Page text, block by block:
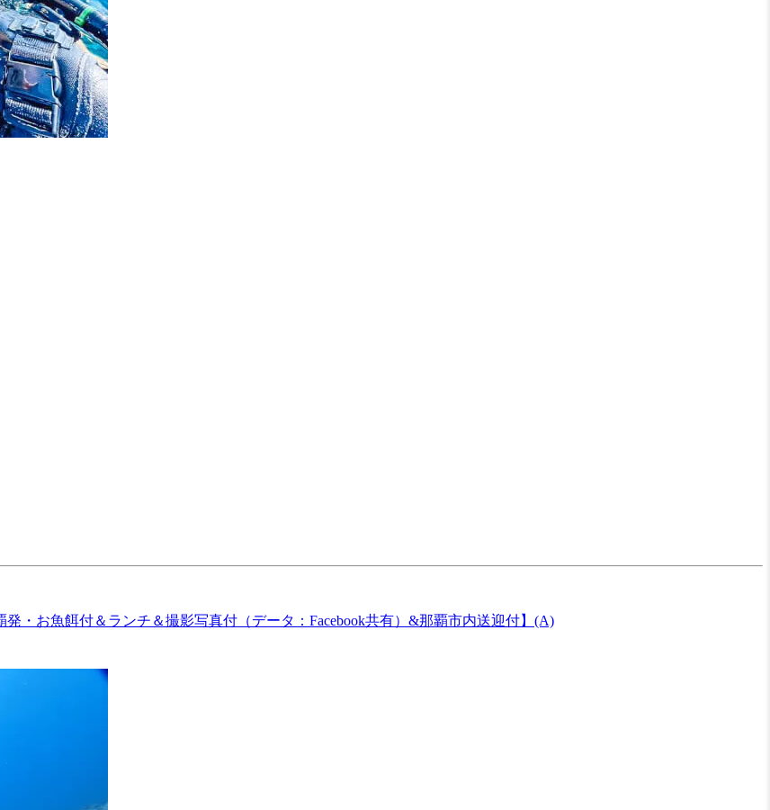
・お魚餌付＆ランチ＆撮影写真付（データ：Facebook共有）&那覇市内送迎付】(A)